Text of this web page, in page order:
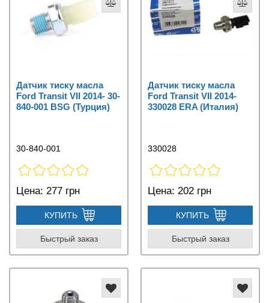
Датчик тиску масла
Ford Transit VII 2014- 30-
840-001 BSG (Турция)
30-840-001
Цена: 277 грн
КУПИТЬ
Быстрый заказ
Датчик тиску масла
Ford Transit VII 2014-
330028 ERA (Италия)
330028
Цена: 202 грн
КУПИТЬ
Быстрый заказ